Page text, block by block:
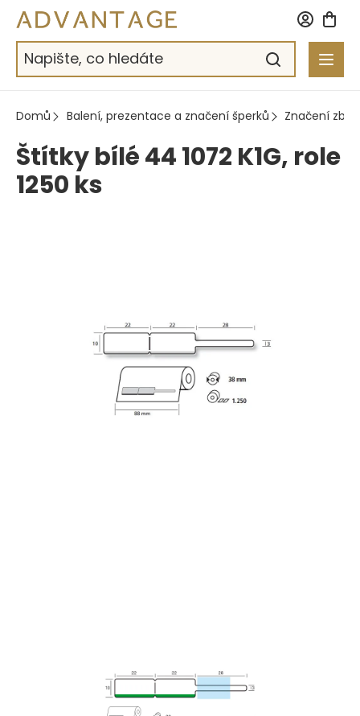
Přejít
obsah
Domů Balení, prezentace a značení šperků Značení
Štítky bílé 44 1072 K1G, role
1250 ks